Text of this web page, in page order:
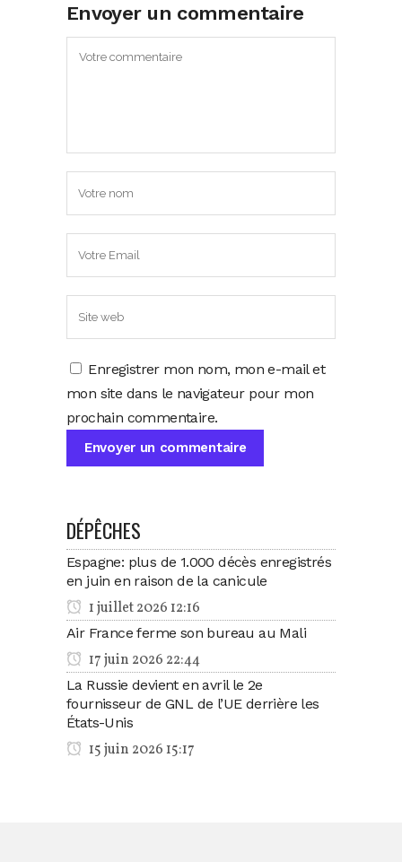
Envoyer un commentaire
Enregistrer mon nom, mon e-mail et
mon site dans le navigateur pour mon
prochain commentaire.
DÉPÊCHES
Espagne: plus de 1.000 décès enregistrés
en juin en raison de la canicule
1 juillet 2026 12:16
Air France ferme son bureau au Mali
17 juin 2026 22:44
La Russie devient en avril le 2e
fournisseur de GNL de l’UE derrière les
États-Unis
15 juin 2026 15:17